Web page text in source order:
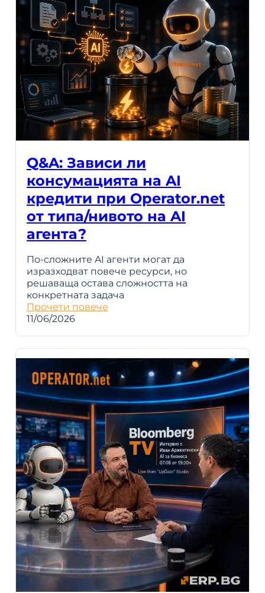
Q&A: Зависи ли
консумацията на AI
кредити при Operator.net
от типа/нивото на AI
агента?
По-сложните AI агенти могат да
изразходват повече ресурси, но
решаваща остава сложността на
конкретната задача
Прочети повече
11/06/2026